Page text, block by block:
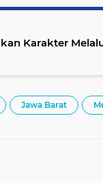
Karakter
Jawa Barat